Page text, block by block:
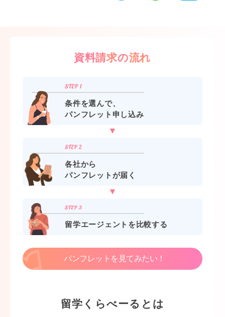
資料請求の流れ
条件を選んで、
パンフレット申し込み
各社から
パンフレットが届く
留学エージェントを比較する
パンフレットを見てみたい！
留学くらべーるとは